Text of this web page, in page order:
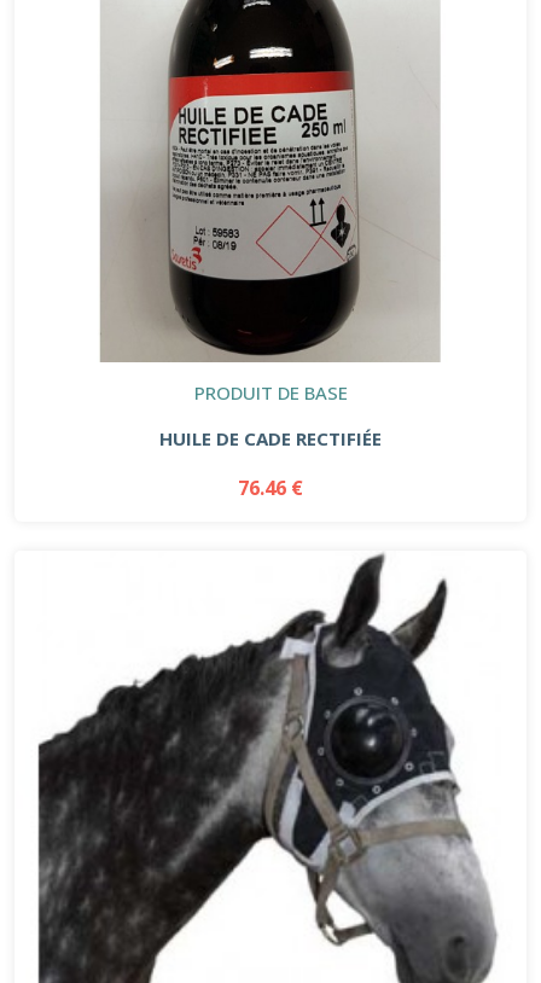
PRODUIT DE BASE
HUILE DE CADE RECTIFIÉE
76.46 €